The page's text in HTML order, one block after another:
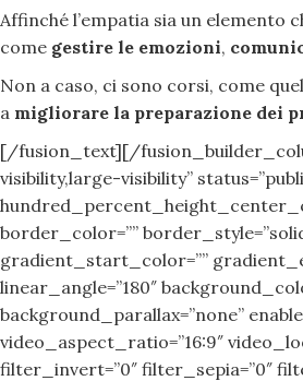
Affinché l’empatia sia un elemento
come gestire le emozioni,
Non a caso, ci sono corsi, come
a migliorare la preparazione dei
[/fusion_text][/
visibility,large-visibility”
border_color=””
gradient_start_color=””
linear_angle=”180″
background_parallax=”none”
video_aspect_ratio=”16:9″
filter_invert=”0″ filter_sepia=”0″